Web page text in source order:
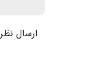
ارسال نظر